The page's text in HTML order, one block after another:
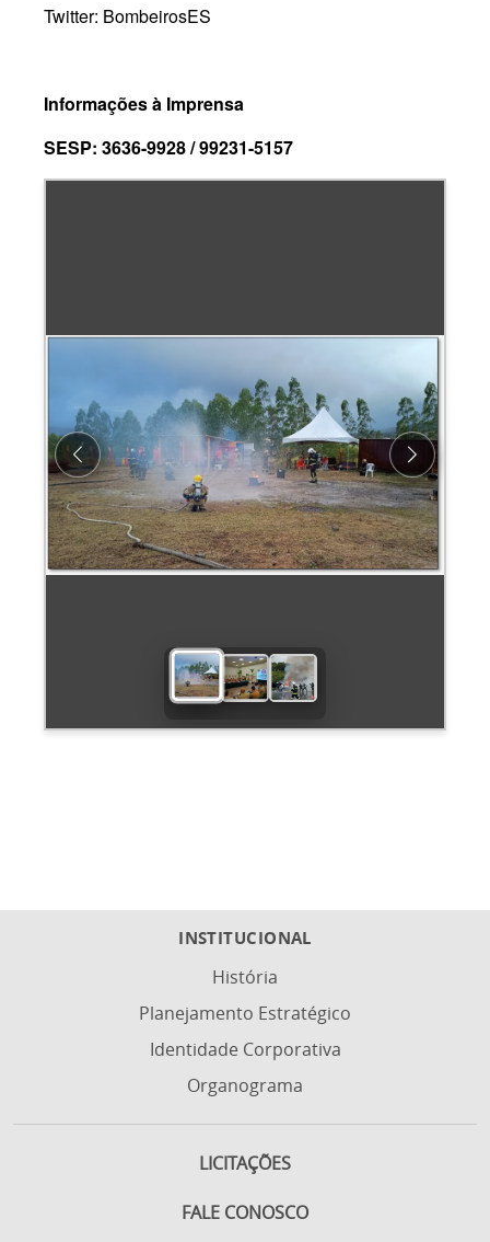
Twitter: BombeirosES
Informações à Imprensa
SESP: 3636-9928 / 99231-5157
Previous Next
INSTITUCIONAL
História
Planejamento Estratégico
Identidade Corporativa
Organograma
LICITAÇÕES
FALE CONOSCO